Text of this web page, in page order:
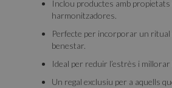
Inclou productes amb propietats
harmonitzadores.
Perfecte per incorporar un
benestar.
Ideal per reduir l’estrès i millorar
Un regal exclusiu per a aquells